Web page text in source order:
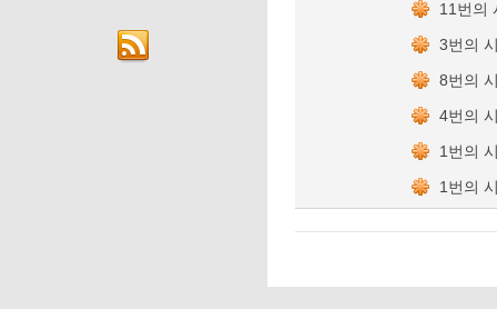
11번의
3번의
8번의
4번의
1번의
1번의